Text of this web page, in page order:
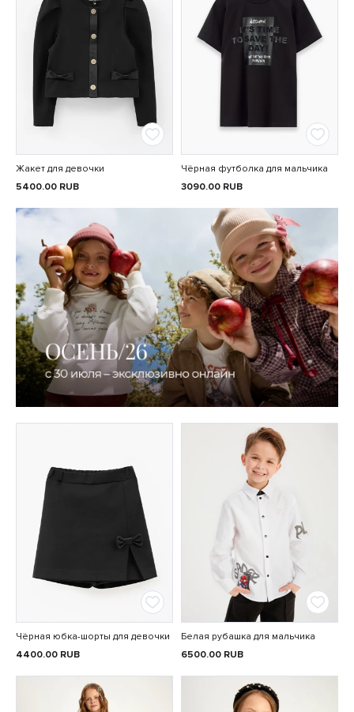
Жакет для девочки
5400.00 RUB
Чёрная футболка для мальчика
3090.00 RUB
Чёрная юбка-шорты для девочки
4400.00 RUB
Белая рубашка для мальчика
6500.00 RUB